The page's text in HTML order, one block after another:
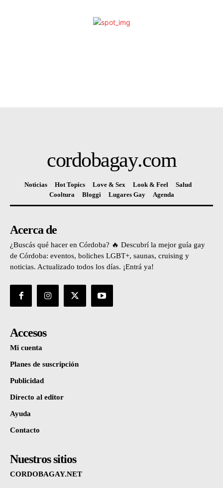
cordobagay.com
Noticias Hot Topics Love & Sex Look & Feel
Salud
Cooltura
Bloggi Lugares Gay Agenda
Acerca de
¿Buscás qué hacer en Córdoba? 🔥 Descubrí la mejor guía gay
de Córdoba: eventos, boliches LGBT+, saunas, cruising y
noticias. Actualizado todos los días. ¡Entrá ya!
Accesos
Mi cuenta
Planes de suscripción
Publicidad
Directo al editor
Ayuda
Contacto
Nuestros sitios
CORDOBAGAY.NET